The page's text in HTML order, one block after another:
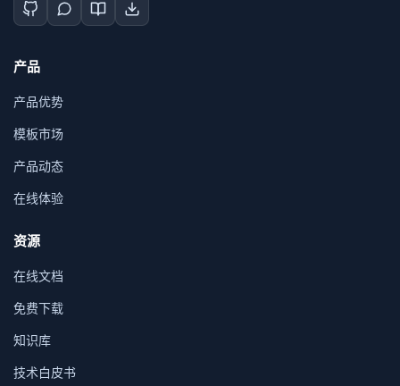
产品
产品优势
模板市场
产品动态
在线体验
资源
在线文档
免费下载
知识库
技术白皮书